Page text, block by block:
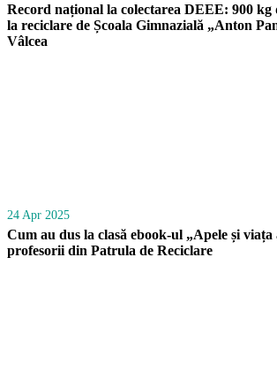
Record național la colectarea DEEE: 900
la reciclare de Școala Gimnazială „Anton
Vâlcea
24 Apr 2025
Cum au dus la clasă ebook-ul „Apele și viața
profesorii din Patrula de Reciclare